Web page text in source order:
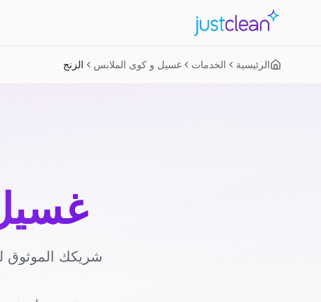
الرئيسية الخدمات غسيل و كوى الملابس الزنج
شريكك الموثوق